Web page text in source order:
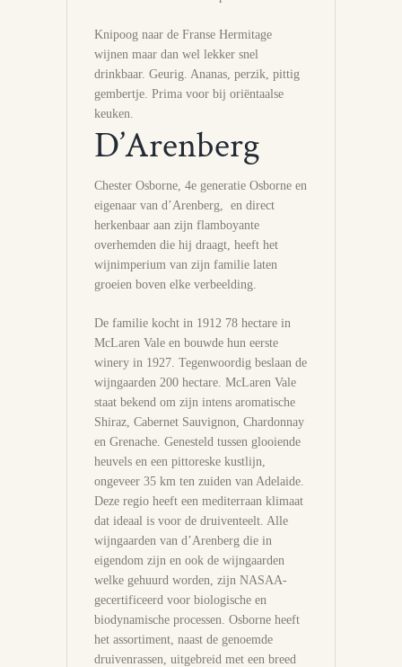
Knipoog naar de Franse Hermitage
wijnen maar dan wel lekker snel
drinkbaar. Geurig. Ananas, perzik, pittig
gembertje. Prima voor bij oriëntaalse
keuken.
D’Arenberg
Chester Osborne, 4e generatie Osborne en
eigenaar van d’Arenberg, en direct
herkenbaar aan zijn flamboyante
overhemden die hij draagt, heeft het
wijnimperium van zijn familie laten
groeien boven elke verbeelding.
De familie kocht in 1912 78 hectare in
McLaren Vale en bouwde hun eerste
winery in 1927. Tegenwoordig beslaan de
wijngaarden 200 hectare. McLaren Vale
staat bekend om zijn intens aromatische
Shiraz, Cabernet Sauvignon, Chardonnay
en Grenache. Genesteld tussen glooiende
heuvels en een pittoreske kustlijn,
ongeveer 35 km ten zuiden van Adelaide.
Deze regio heeft een mediterraan klimaat
dat ideaal is voor de druiventeelt. Alle
wijngaarden van d’Arenberg die in
eigendom zijn en ook de wijngaarden
welke gehuurd worden, zijn NASAA-
gecertificeerd voor biologische en
biodynamische processen. Osborne heeft
het assortiment, naast de genoemde
druivenrassen, uitgebreid met een breed